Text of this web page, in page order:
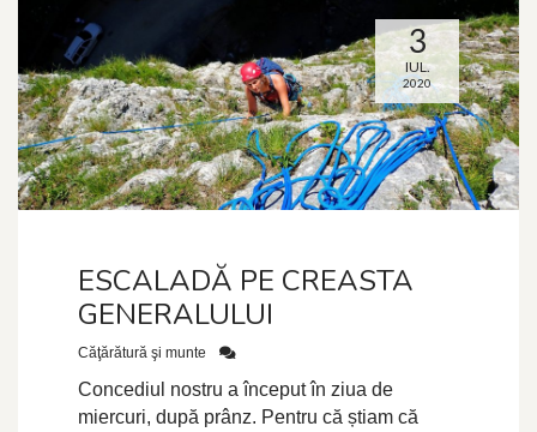
3
IUL.
2020
ESCALADĂ PE CREASTA
GENERALULUI
Căţărătură şi munte
Concediul nostru a început în ziua de
miercuri, după prânz. Pentru că știam că